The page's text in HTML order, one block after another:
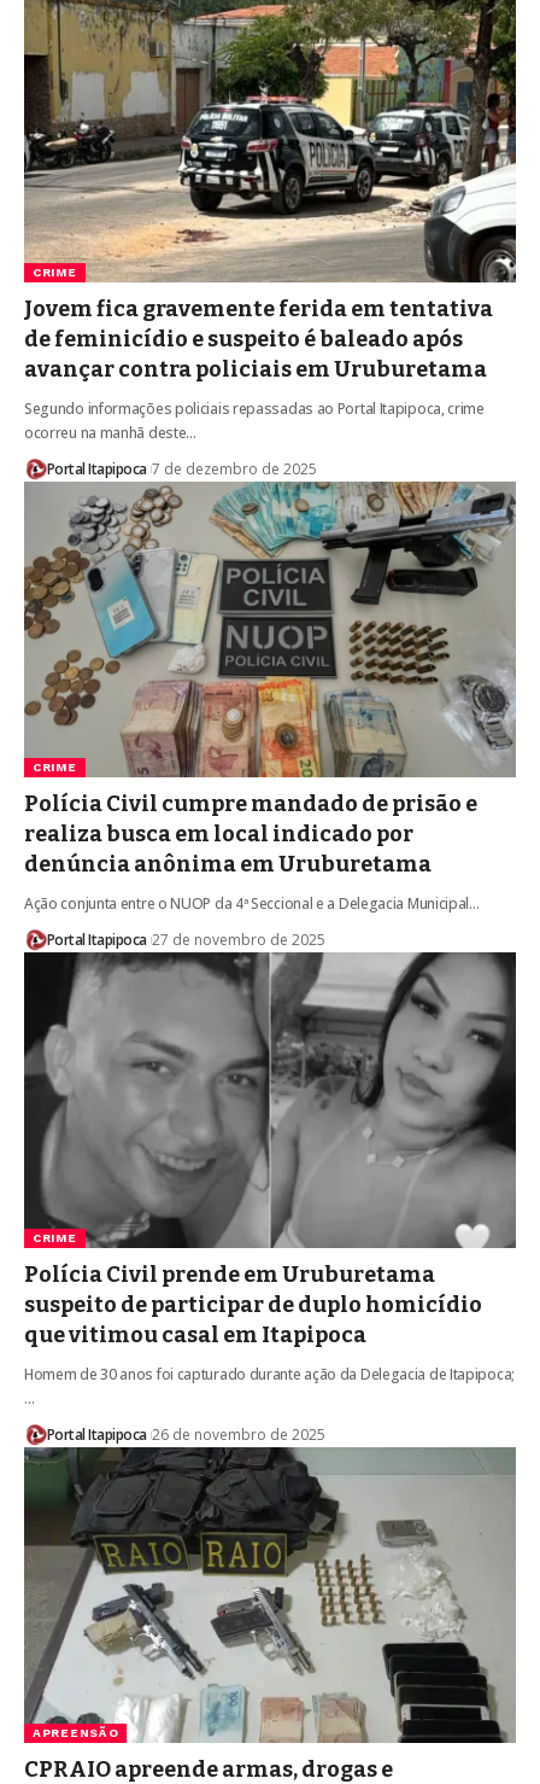
CRIME
Jovem fica gravemente ferida em tentativa
de feminicídio e suspeito é baleado após
avançar contra policiais em Uruburetama
Segundo informações policiais repassadas ao Portal Itapipoca, crime
ocorreu na manhã deste…
Portal Itapipoca 7 de dezembro de 2025
CRIME
Polícia Civil cumpre mandado de prisão e
realiza busca em local indicado por
denúncia anônima em Uruburetama
Ação conjunta entre o NUOP da 4ª Seccional e a Delegacia Municipal…
Portal Itapipoca 27 de novembro de 2025
CRIME
Polícia Civil prende em Uruburetama
suspeito de participar de duplo homicídio
que vitimou casal em Itapipoca
Homem de 30 anos foi capturado durante ação da Delegacia de Itapipoca;
…
Portal Itapipoca 26 de novembro de 2025
APREENSÃO
CPRAIO apreende armas, drogas e